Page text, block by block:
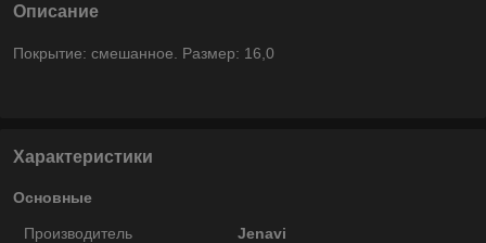
Описание
Покрытие: смешанное. Размер: 16,0
Характеристики
Основные
Производитель
Jenavi